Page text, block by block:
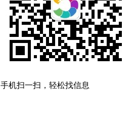
手机扫一扫，轻松找信息